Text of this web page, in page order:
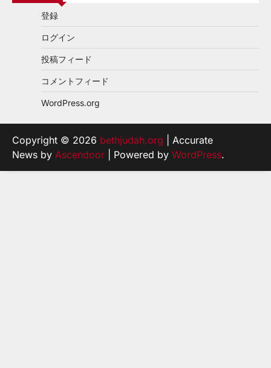
登録
ログイン
投稿フィード
コメントフィード
WordPress.org
Copyright © 2026 bethjudah.org | Accurate
News by Ascendoor | Powered by WordPress.